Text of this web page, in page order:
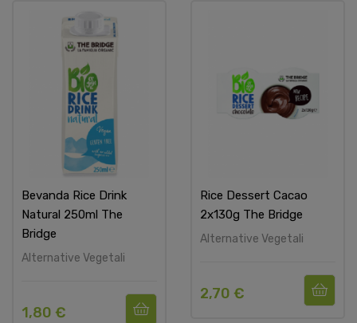
Bevanda Rice Drink
Natural 250ml The
Bridge
Alternative Vegetali
1,80 €
Rice Dessert Cacao
2x130g The Bridge
Alternative Vegetali
2,70 €